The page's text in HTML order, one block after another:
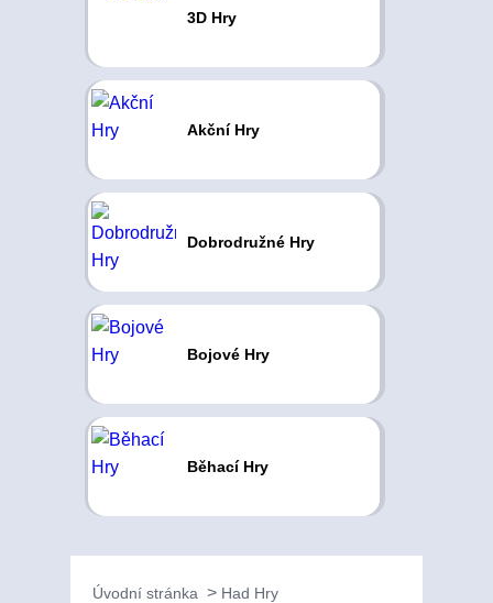
3D Hry
Akční Hry
Dobrodružné Hry
Bojové Hry
Běhací Hry
Úvodní stránka Had Hry